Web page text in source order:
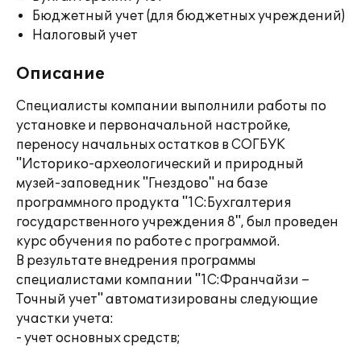
Бюджетный учет (для бюджетных учреждений)
Налоговый учет
Описание
Специалисты компании выполнили работы по
установке и первоначальной настройке,
переносу начальных остатков в СОГБУК
"Историко-археологический и природный
музей-заповедник "Гнездово" на базе
программного продукта "1С:Бухгалтерия
государственного учреждения 8", был проведен
курс обучения по работе с программой.
В результате внедрения программы
специалистами компании "1С:Франчайзи –
Точный учет" автоматизированы следующие
участки учета:
- учет основных средств;